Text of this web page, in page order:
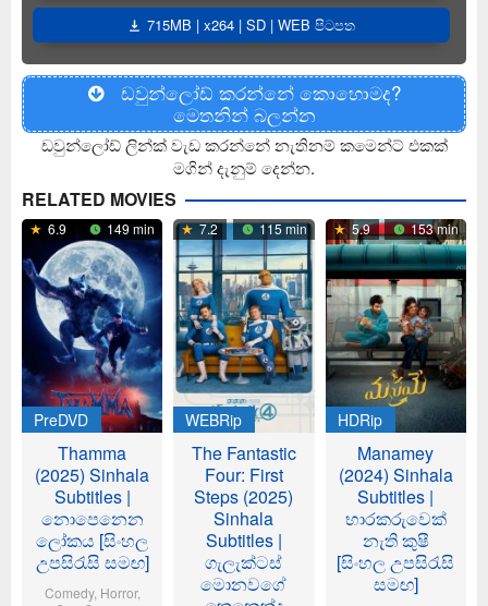
715MB | x264 | SD | WEB පිටපත
ඩවුන්ලෝඩ් කරන්නේ කොහොමද?
මෙතනින් බලන්න
ඩවුන්ලෝඩ් ලින්ක් වැඩ කරන්නේ නැතිනම් කමෙන්ට් එකක්
මගින් දැනුම් දෙන්න.
RELATED MOVIES
6.9 149 min
PreDVD
Thamma
(2025) Sinhala
Subtitles |
නොපෙනෙන
ලෝකය [සිංහල
උපසිරැසි සමඟ]
Comedy, Horror,
7.2 115 min
WEBRip
The Fantastic
Four: First
Steps (2025)
Sinhala
Subtitles |
ගැලැක්ටස්
මොනවගේ
5.9 153 min
HDRip
Manamey
(2024) Sinhala
Subtitles |
භාරකරුවෙක්
නැති කුෂී
[සිංහල උපසිරැසි
සමඟ]